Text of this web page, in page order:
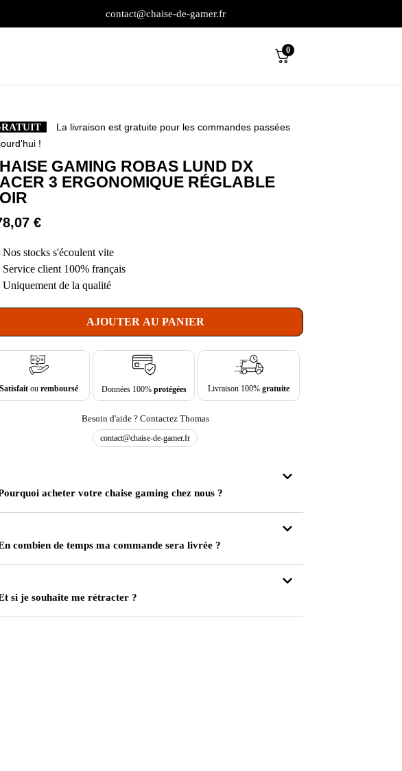
contact@chaise-de-gamer.fr
0
La livraison est gratuite pour les commandes passées
!
GAMING ROBAS LUND DX
3 ERGONOMIQUE RÉGLABLE
€
Nos stocks s'écoulent vite
Service client 100% français
Uniquement de la qualité
AJOUTER AU PANIER
Satisfait ouremboursé Données 100% protégées Livraison 100%gratuite
Besoin d'aide ? Contactez Thomas
contact@chaise-de-gamer.fr
acheter votre chaise gaming chez nous ?
combien de temps ma commande sera livrée ?
si je souhaite me rétracter ?